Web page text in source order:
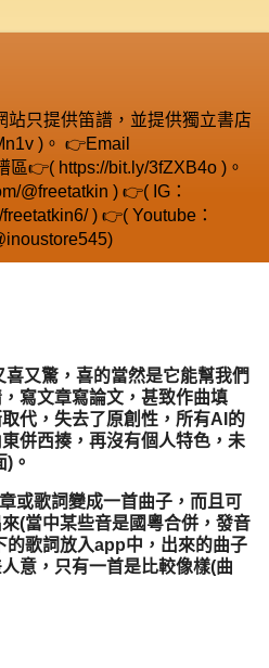
站只提供笛譜，並提供獨立書店
)。 👉Email
區👉( https://bit.ly/3fZXB4o )。
@freetatkin ) 👉( IG：
) 👉( Youtube：
又驚，喜的當然是它能幫我們
寫文章寫論文，甚致作曲填
代，失去了原創性，所有AI的
併西揍，再沒有個人特色，未
。
或歌詞變成一首曲子，而且可
(當中某些音是國粵合併，發音
的歌詞放入app中，出來的曲子
意，只有一首是比較像樣(曲